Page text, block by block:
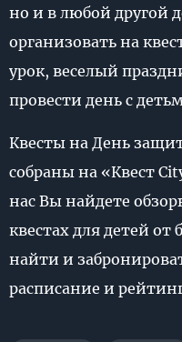
но и в любой другой
организовать на
урок, веселый
провести день с
Квесты на День
собраны на «Квест
нас Вы найдете
квестах для детей
найти и
расписание и